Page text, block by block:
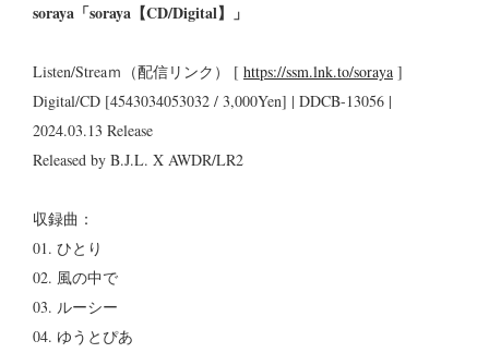
soraya「soraya【CD/Digital】」
Listen/Streaｍ（配信リンク） [ https://ssm.lnk.to/soraya ]
Digital/CD [4543034053032 / 3,000Yen] | DDCB-13056 |
2024.03.13 Release
Released by B.J.L. X AWDR/LR2
収録曲：
01. ひとり
02. 風の中で
03. ルーシー
04. ゆうとぴあ